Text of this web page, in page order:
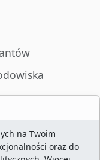
na Twoim
oraz do